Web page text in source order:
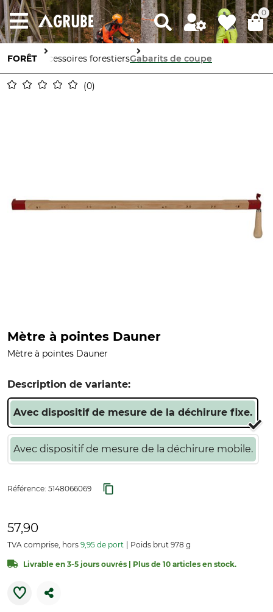
0
FORÊT Accessoires forestiersGabarits de coupe
0
Mètre à pointes Dauner
Mètre à pointes Dauner
Description de variante:
Avec dispositif de mesure de la déchirure fixe.
Avec dispositif de mesure de la déchirure mobile.
Référence: 5148066069
57,90
TVA comprise, hors 9,95 de port Poids brut 978 g
Livrable en 3-5 jours ouvrés | Plus de 10 articles en stock.